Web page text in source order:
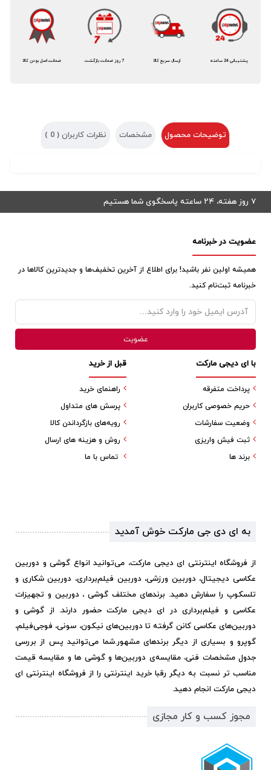
ضمانت اصل بودن کالا 7 روز ضمانت بازگشت ارسال سریع کالا پشتیبانی 24 ساعته
توضیحات محصول مشخصات نظرات کاربران ( 0
)
۷ روز هفته، ۲۴ ساعته پاسخگوی شما هستیم
عضویت در خبرنامه
همیشه اولین نفر باشید! برای اطلاع از آخرین تخفیف‌ها و جدیدترین کالاها در
خبرنامه ثبت‌نام کنید.
قبل از خرید
راهنمای خرید
پرسش های متداول
رویه‌های بازگرداندن کالا
روش و هزینه های ارسال
تماس با ما
با ای دیجی مارکت
پرداخت متفرقه
حریم خصوصی کاربران
وضعیت سفارشات
ثبت فیش واریزی
برند ها
به ای دی جی مارکت خوش آمدید
از فروشگاه اینترنتی ای دیجی مارکت، می‌توانید انواع گوشی و دوربین
عکاسی دیجیتال، دوربین ورزشی، دوربین فیلم‌برداری، دوربین شکاری و
تلسکوپ را سفارش دهید. برندهای مختلف گوشی ، دوربین و تجهیزات
عکاسی و فیلم‌برداری در ای دیجی مارکت حضور دارند. از گوشی و
دوربین‌های عکاسی کانن گرفته تا دوربین‌های نیکون، سونی، فوجی‌فیلم،
گوپرو و بسیاری از دیگر برندهای مشهور.شما می‌توانید پس از بررسی
جدول مشخصات فنی، مقایسه‌ی دوربین‌ها و گوشی ها و مقایسه قیمت
مناسب تر نسبت به دیگر رقبا خرید اینترنتی را از فروشگاه اینترنتی ای
دیجی مارکت انجام دهید.
مجوز کسب و کار مجازی